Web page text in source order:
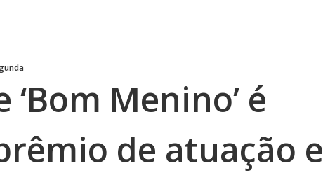
Menino’ é
de atuação e